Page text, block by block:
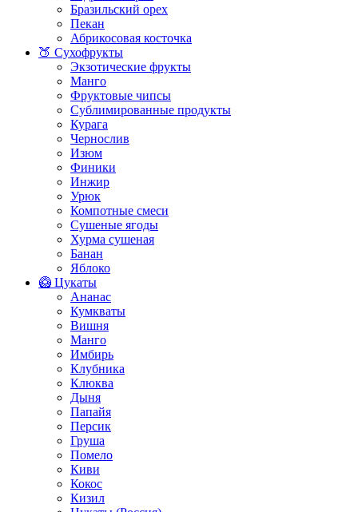
Бразильский орех
Пекан
Абрикосовая косточка
🍑 Сухофрукты
Экзотические фрукты
Манго
Фруктовые чипсы
Сублимированные продукты
Курага
Чернослив
Изюм
Финики
Инжир
Урюк
Компотные смеси
Сушеные ягоды
Хурма сушеная
Банан
Яблоко
🥝 Цукаты
Ананас
Кумкваты
Вишня
Манго
Имбирь
Клубника
Клюква
Дыня
Папайя
Персик
Груша
Помело
Киви
Кокос
Кизил